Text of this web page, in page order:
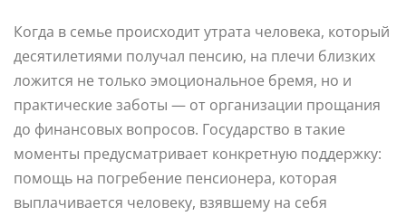
Когда в семье происходит утрата человека, который
десятилетиями получал пенсию, на плечи близких
ложится не только эмоциональное бремя, но и
практические заботы — от организации прощания
до финансовых вопросов. Государство в такие
моменты предусматривает конкретную поддержку:
помощь на погребение пенсионера, которая
выплачивается человеку, взявшему на себя